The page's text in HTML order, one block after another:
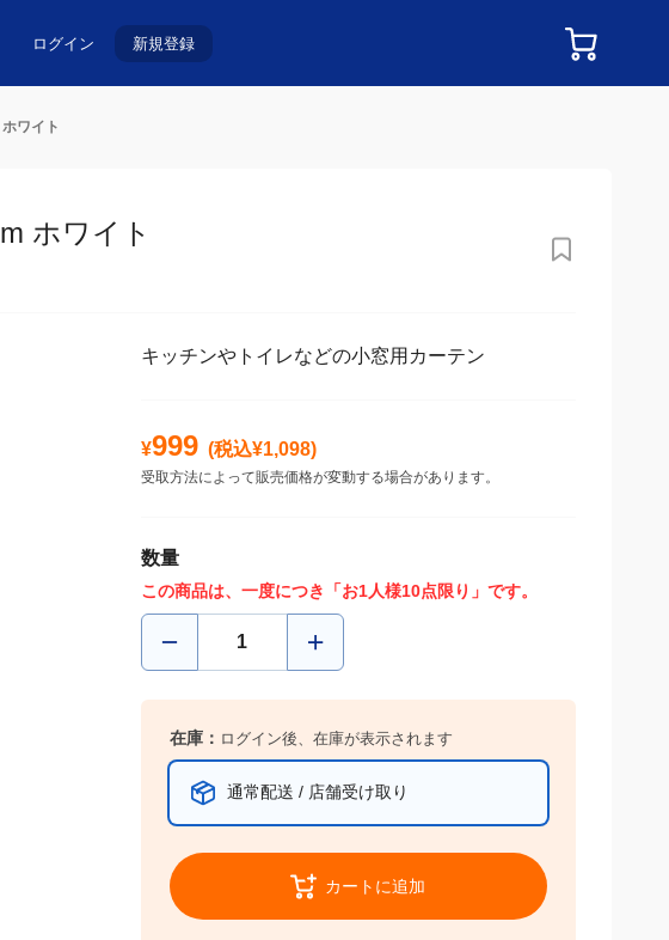
ログイン 新規登録
ワイト
ホワイト
キッチンやトイレなどの小窓用カーテン
¥999 (税込¥1,098)
受取方法によって販売価格が変動する場合があります。
数量
この商品は、一度につき「お1人様10点限り」です。
在庫： ログイン後、在庫が表示されます
通常配送 / 店舗受け取り
カートに追加